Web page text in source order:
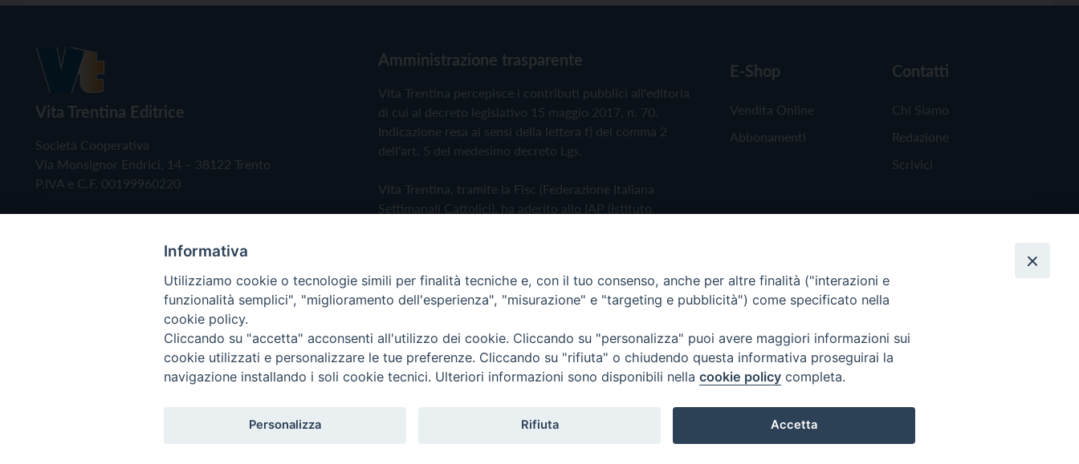
Vita Trentina Editrice
Società Cooperativa
Via Monsignor Endrici, 14 – 38122 Trento
P.IVA e C.F. 00199960220
Amministrazione trasparente
Vita Trentina percepisce i contributi pubblici all'editoria
di cui al decreto legislativo 15 maggio 2017, n. 70.
Indicazione resa ai sensi della lettera f) del comma 2
dell'art. 5 del medesimo decreto Lgs.
Vita Trentina, tramite la Fisc (Federazione Italiana
Settimanali Cattolici), ha aderito allo IAP (Istituto
Privacy Policy Cookie Policy
E-Shop
Vendita Online
Abbonamenti
Contatti
Chi Siamo
Redazione
Scrivici
Copyright © 2019 - Tutti i diritti riservati - Vita Trentina Editrice
Informativa
Utilizziamo cookie o tecnologie simili per finalità tecniche e, con il tuo consenso, anche per altre finalità ("interazioni e
funzionalità semplici", "miglioramento dell'esperienza", "misurazione" e "targeting e pubblicità") come specificato nella
cookie policy.
Cliccando su "accetta" acconsenti all'utilizzo dei cookie. Cliccando su "personalizza" puoi avere maggiori informazioni sui
cookie utilizzati e personalizzare le tue preferenze. Cliccando su "rifiuta" o chiudendo questa informativa proseguirai la
navigazione installando i soli cookie tecnici. Ulteriori informazioni sono disponibili nella cookie policy completa.
Personalizza Rifiuta Accetta